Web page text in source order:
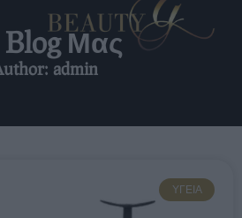
Μας
admin
ΥΓΕΊΑ